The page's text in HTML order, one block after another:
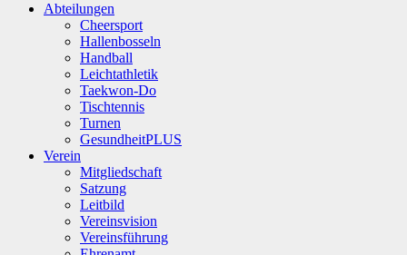
SuchenAbteilungen
Cheersport
Hallenbosseln
Handball
Leichtathletik
Taekwon-Do
Tischtennis
Turnen
GesundheitPLUS
Verein
Mitgliedschaft
Satzung
Leitbild
Vereinsvision
Vereinsführung